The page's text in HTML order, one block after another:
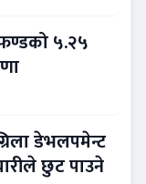
५.२५
डेभलपमेन्ट
छुट पाउने